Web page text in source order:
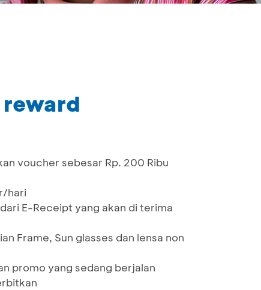
reward
voucher sebesar Rp. 200 Ribu
hari
E-Receipt yang akan di terima
Frame, Sun glasses dan lensa non
promo yang sedang berjalan